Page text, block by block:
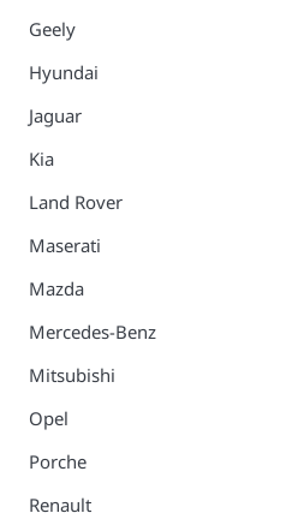
Geely
Hyundai
Jaguar
Kia
Land Rover
Maserati
Mazda
Mercedes-Benz
Mitsubishi
Opel
Porche
Renault